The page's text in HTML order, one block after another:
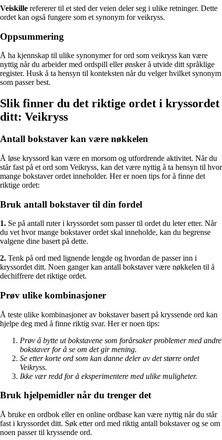
Veiskille refererer til et sted der veien deler seg i ulike retninger. Dette
ordet kan også fungere som et synonym for veikryss.
Oppsummering
Å ha kjennskap til ulike synonymer for ord som veikryss kan være
nyttig når du arbeider med ordspill eller ønsker å utvide ditt språklige
register. Husk å ta hensyn til konteksten når du velger hvilket synonym
som passer best.
Slik finner du det riktige ordet i kryssordet
ditt: Veikryss
Antall bokstaver kan være nøkkelen
Å løse kryssord kan være en morsom og utfordrende aktivitet. Når du
står fast på et ord som Veikryss, kan det være nyttig å ta hensyn til hvor
mange bokstaver ordet inneholder. Her er noen tips for å finne det
riktige ordet:
Bruk antall bokstaver til din fordel
1. Se på antall ruter i kryssordet som passer til ordet du leter etter. Når
du vet hvor mange bokstaver ordet skal inneholde, kan du begrense
valgene dine basert på dette.
2. Tenk på ord med lignende lengde og hvordan de passer inn i
kryssordet ditt. Noen ganger kan antall bokstaver være nøkkelen til å
dechiffrere det riktige ordet.
Prøv ulike kombinasjoner
Å teste ulike kombinasjoner av bokstaver basert på kryssende ord kan
hjelpe deg med å finne riktig svar. Her er noen tips:
Prøv å bytte ut bokstavene som forårsaker problemer med andre
bokstaver for å se om det gir mening.
Se etter korte ord som kan danne deler av det større ordet
Veikryss.
Ikke vær redd for å eksperimentere med ulike muligheter.
Bruk hjelpemidler når du trenger det
Å bruke en ordbok eller en online ordbase kan være nyttig når du står
fast i kryssordet ditt. Søk etter ord med riktig antall bokstaver og se om
noen passer til kryssende ord.